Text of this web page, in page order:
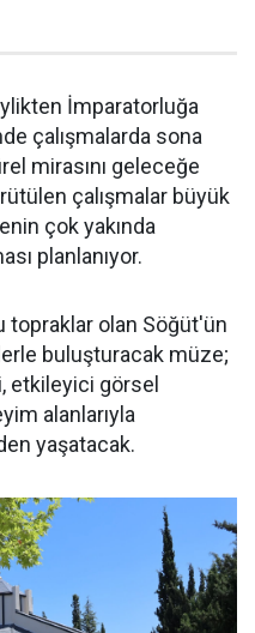
İmparatorluğa
çalışmalarda sona
mirasını geleceğe
çalışmalar büyük
çok yakında
planlanıyor.
topraklar olan Söğüt'ün
buluşturacak müze;
etkileyici görsel
alanlarıyla
yaşatacak.